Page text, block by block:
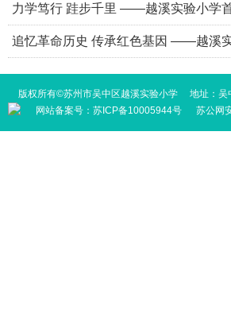
年教师在吴中区评课选优活动中获一等
力学笃行 跬步千里 ——越溪实验小学
成功举办
追忆革命历史 传承红色基因 ——越溪
总支开展主题教育现场学习活动
版权所有©苏州市吴中区越溪实验小学 地址：吴
网站备案号： 苏ICP备10005944号 苏公网